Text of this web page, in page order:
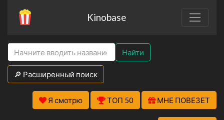
Kinobase
Найти
🔎 Расширенный поиск
Я смотрю ТОП 50 МНЕ ПОВЕЗЕТ